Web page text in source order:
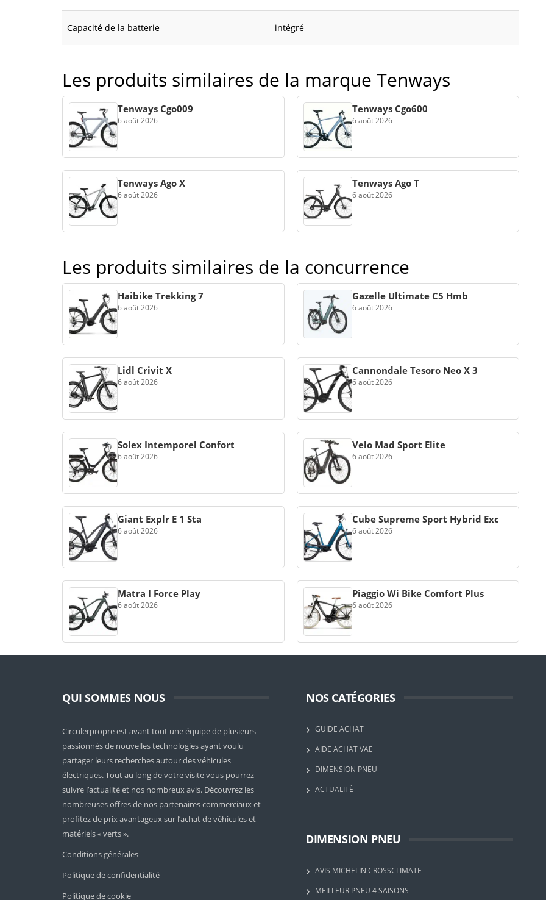
Capacité de la batterie intégré
Les produits similaires de la marque Tenways
Tenways Cgo009
6 août 2026
Tenways Cgo600
6 août 2026
Tenways Ago X
6 août 2026
Tenways Ago T
6 août 2026
Les produits similaires de la concurrence
Haibike Trekking 7
6 août 2026
Gazelle Ultimate C5 Hmb
6 août 2026
Lidl Crivit X
6 août 2026
Cannondale Tesoro Neo X 3
6 août 2026
Solex Intemporel Confort
6 août 2026
Velo Mad Sport Elite
6 août 2026
Giant Explr E 1 Sta
6 août 2026
Cube Supreme Sport Hybrid Exc
6 août 2026
Matra I Force Play
6 août 2026
Piaggio Wi Bike Comfort Plus
6 août 2026
QUI SOMMES NOUS
Circulerpropre est avant tout une équipe de plusieurs
passionnés de nouvelles technologies ayant voulu
partager leurs recherches autour des véhicules
électriques. Tout au long de votre visite vous pourrez
suivre l’actualité et nos nombreux avis. Découvrez les
nombreuses offres de nos partenaires commerciaux et
profitez de prix avantageux sur l’achat de véhicules et
matériels « verts ».
Conditions générales
Politique de confidentialité
Politique de cookie
NOS CATÉGORIES
GUIDE ACHAT
AIDE ACHAT VAE
DIMENSION PNEU
ACTUALITÉ
DIMENSION PNEU
AVIS MICHELIN CROSSCLIMATE
MEILLEUR PNEU 4 SAISONS